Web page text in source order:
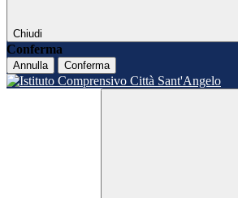
Chiudi
Conferma
Annulla Conferma